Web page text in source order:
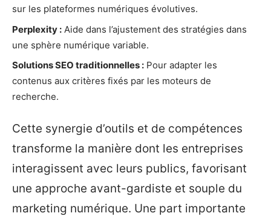
sur les plateformes numériques évolutives.
Perplexity : Aide dans l’ajustement des stratégies dans
une sphère numérique variable.
Solutions SEO traditionnelles : Pour adapter les
contenus aux critères fixés par les moteurs de
recherche.
Cette synergie d’outils et de compétences
transforme la manière dont les entreprises
interagissent avec leurs publics, favorisant
une approche avant-gardiste et souple du
marketing numérique. Une part importante